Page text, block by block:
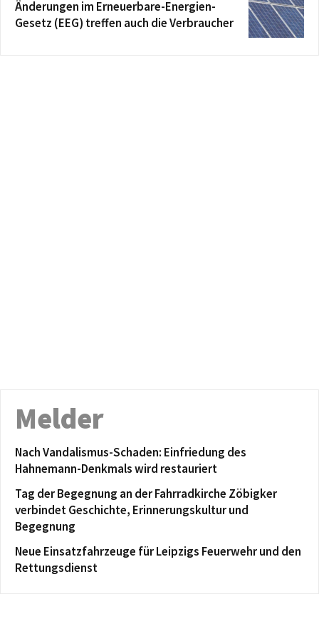
Änderungen im Erneuerbare-Energien-
Gesetz (EEG) treffen auch die Verbraucher
Melder
Nach Vandalismus-Schaden: Einfriedung des
Hahnemann-Denkmals wird restauriert
Tag der Begegnung an der Fahrradkirche Zöbigker
verbindet Geschichte, Erinnerungskultur und
Begegnung
Neue Einsatzfahrzeuge für Leipzigs Feuerwehr und den
Rettungsdienst